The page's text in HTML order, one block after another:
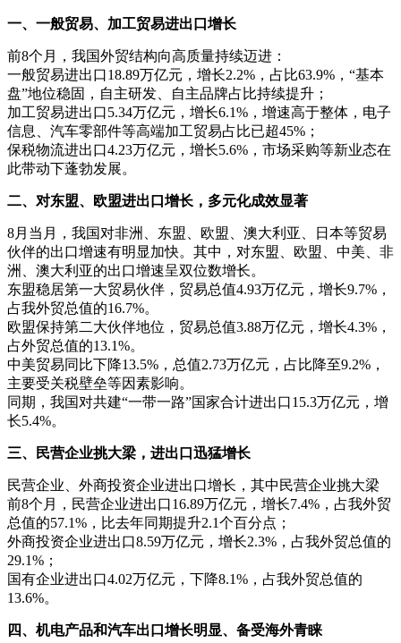
一、一般贸易、加工贸易进出口增长
前8个月，我国外贸结构向高质量持续迈进：
一般贸易进出口18.89万亿元，增长2.2%，占比63.9%，“基本
盘”地位稳固，自主研发、自主品牌占比持续提升；
加工贸易进出口5.34万亿元，增长6.1%，增速高于整体，电子
信息、汽车零部件等高端加工贸易占比已超45%；
保税物流进出口4.23万亿元，增长5.6%，市场采购等新业态在
此带动下蓬勃发展。
二、对东盟、欧盟进出口增长，多元化成效显著
8月当月，我国对非洲、东盟、欧盟、澳大利亚、日本等贸易
伙伴的出口增速有明显加快。其中，对东盟、欧盟、中美、非
洲、澳大利亚的出口增速呈双位数增长。
东盟稳居第一大贸易伙伴，贸易总值4.93万亿元，增长9.7%，
占我外贸总值的16.7%。
欧盟保持第二大伙伴地位，贸易总值3.88万亿元，增长4.3%，
占外贸总值的13.1%。
中美贸易同比下降13.5%，总值2.73万亿元，占比降至9.2%，
主要受关税壁垒等因素影响。
同期，我国对共建“一带一路”国家合计进出口15.3万亿元，增
长5.4%。
三、民营企业挑大梁，进出口迅猛增长
民营企业、外商投资企业进出口增长，其中民营企业挑大梁
前8个月，民营企业进出口16.89万亿元，增长7.4%，占我外贸
总值的57.1%，比去年同期提升2.1个百分点；
外商投资企业进出口8.59万亿元，增长2.3%，占我外贸总值的
29.1%；
国有企业进出口4.02万亿元，下降8.1%，占我外贸总值的
13.6%。
四、机电产品和汽车出口增长明显、备受海外青睐